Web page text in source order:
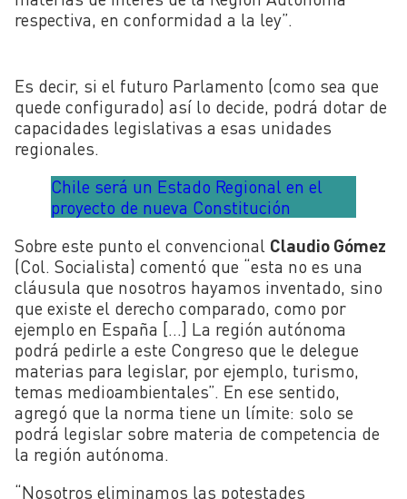
respectiva, en conformidad a la ley”.
Es decir, si el futuro Parlamento (como sea que
quede configurado) así lo decide, podrá dotar de
capacidades legislativas a esas unidades
regionales.
Chile será un Estado Regional en el
proyecto de nueva Constitución
Sobre este punto el convencional Claudio Gómez
(Col. Socialista) comentó que “esta no es una
cláusula que nosotros hayamos inventado, sino
que existe el derecho comparado, como por
ejemplo en España […] La región autónoma
podrá pedirle a este Congreso que le delegue
materias para legislar, por ejemplo, turismo,
temas medioambientales”. En ese sentido,
agregó que la norma tiene un límite: solo se
podrá legislar sobre materia de competencia de
la región autónoma.
“Nosotros eliminamos las potestades